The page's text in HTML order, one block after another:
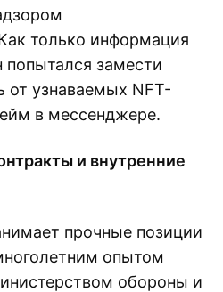
только информация
попытался замести
от узнаваемых NFT-
в мессенджере.
и внутренние
прочные позиции
опытом
обороны и